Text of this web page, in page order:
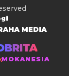
MEDIA
MOKANESIA